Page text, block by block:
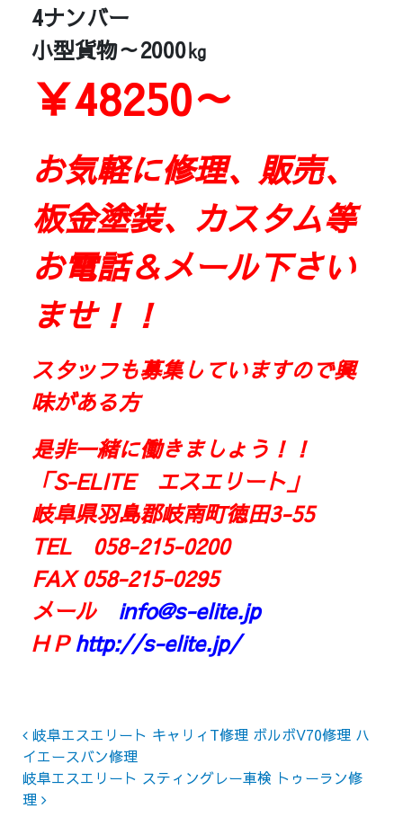
4ナンバー
小型貨物～2000㎏
￥48250～
お気軽に修理、販売、
板金塗装、カスタム等
お電話＆メール下さい
ませ！！
スタッフも募集していますので興
味がある方
是非一緒に働きましょう！！
「S-ELITE エスエリート」
岐阜県羽島郡岐南町徳田3-55
TEL 058-215-0200
FAX 058-215-0295
メール info@s-elite.jp
H Phttp://s-elite.jp/
Post navigation
岐阜エスエリート キャリィT修理 ボルボV70修理 ハ
イエースバン修理
岐阜エスエリート スティングレー車検 トゥーラン修
理